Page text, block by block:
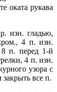
оката рукава
изн. гладью,
4 п. изн.
п. перед 1-й
4 п. изн.
узора с
все п.